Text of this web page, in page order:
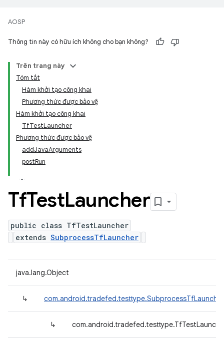
AOSP
Thông tin này có hữu ích không cho bạn không?
Trên trang này
Tóm tắt
Hàm khởi tạo công khai
Phương thức được bảo vệ
Hàm khởi tạo công khai
TfTestLauncher
Phương thức được bảo vệ
addJavaArguments
postRun
TfTestLauncher
public class TfTestLauncher
extends SubprocessTfLauncher
java.lang.Object
↳ com.android.tradefed.testtype.SubprocessTfLauncher
↳